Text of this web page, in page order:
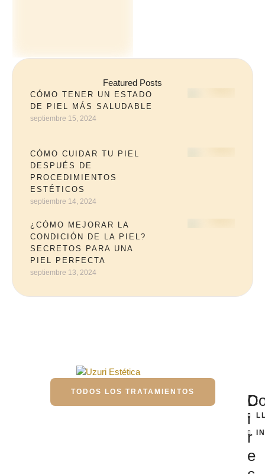
Featured Posts
CÓMO TENER UN ESTADO
DE PIEL MÁS SALUDABLE
septiembre 15, 2024
CÓMO CUIDAR TU PIEL
DESPUÉS DE
PROCEDIMIENTOS
ESTÉTICOS
septiembre 14, 2024
¿CÓMO MEJORAR LA
CONDICIÓN DE LA PIEL?
SECRETOS PARA UNA
PIEL PERFECTA
septiembre 13, 2024
TODOS LOS TRATAMIENTOS
D
i
r
e